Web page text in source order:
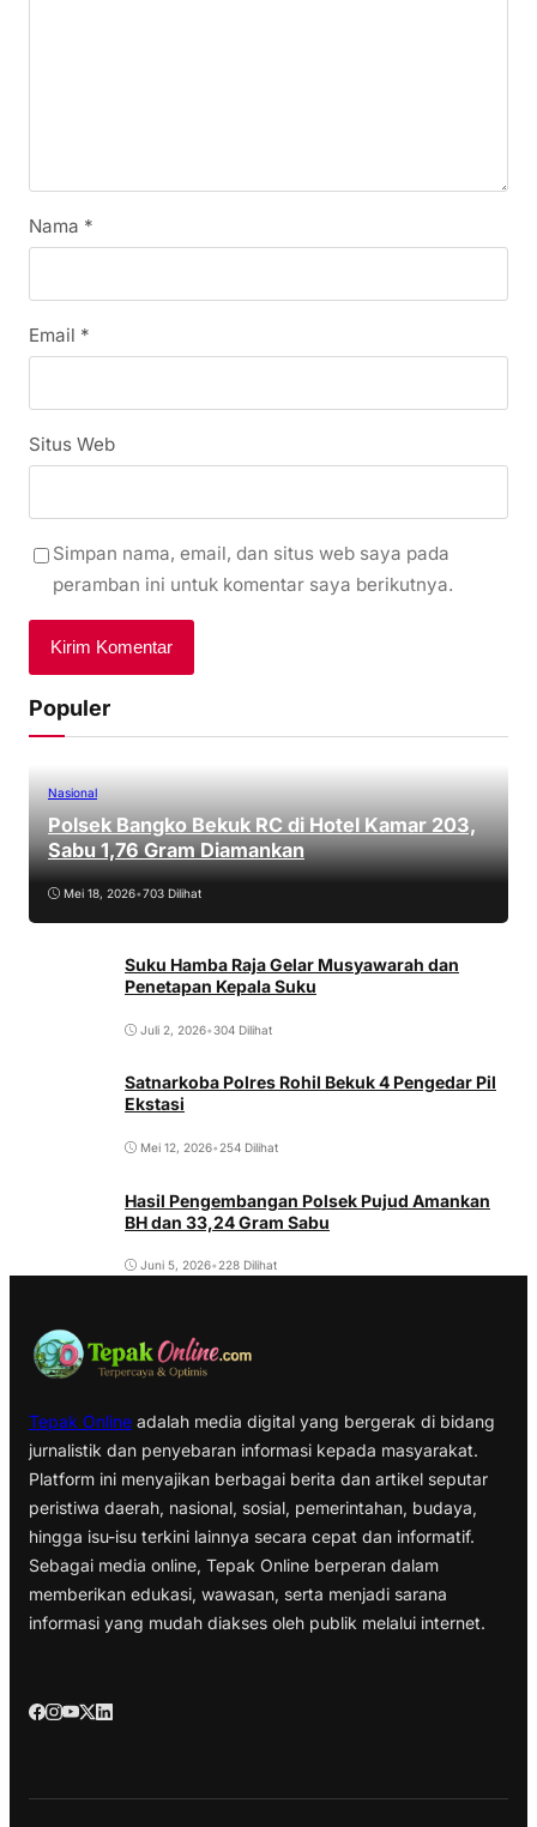
Nama *
Email *
Situs Web
Simpan nama, email, dan situs web saya pada
peramban ini untuk komentar saya berikutnya.
Populer
Nasional
Polsek Bangko Bekuk RC di Hotel Kamar 203,
Sabu 1,76 Gram Diamankan
Mei 18, 2026•703 Dilihat
Suku Hamba Raja Gelar Musyawarah dan
Penetapan Kepala Suku
Juli 2, 2026•304 Dilihat
Satnarkoba Polres Rohil Bekuk 4 Pengedar Pil
Ekstasi
Mei 12, 2026• 254 Dilihat
Hasil Pengembangan Polsek Pujud Amankan
BH dan 33,24 Gram Sabu
Juni 5, 2026• 228 Dilihat
Tepak Online adalah media digital yang bergerak di bidang
jurnalistik dan penyebaran informasi kepada masyarakat.
Platform ini menyajikan berbagai berita dan artikel seputar
peristiwa daerah, nasional, sosial, pemerintahan, budaya,
hingga isu-isu terkini lainnya secara cepat dan informatif.
Sebagai media online, Tepak Online berperan dalam
memberikan edukasi, wawasan, serta menjadi sarana
informasi yang mudah diakses oleh publik melalui internet.